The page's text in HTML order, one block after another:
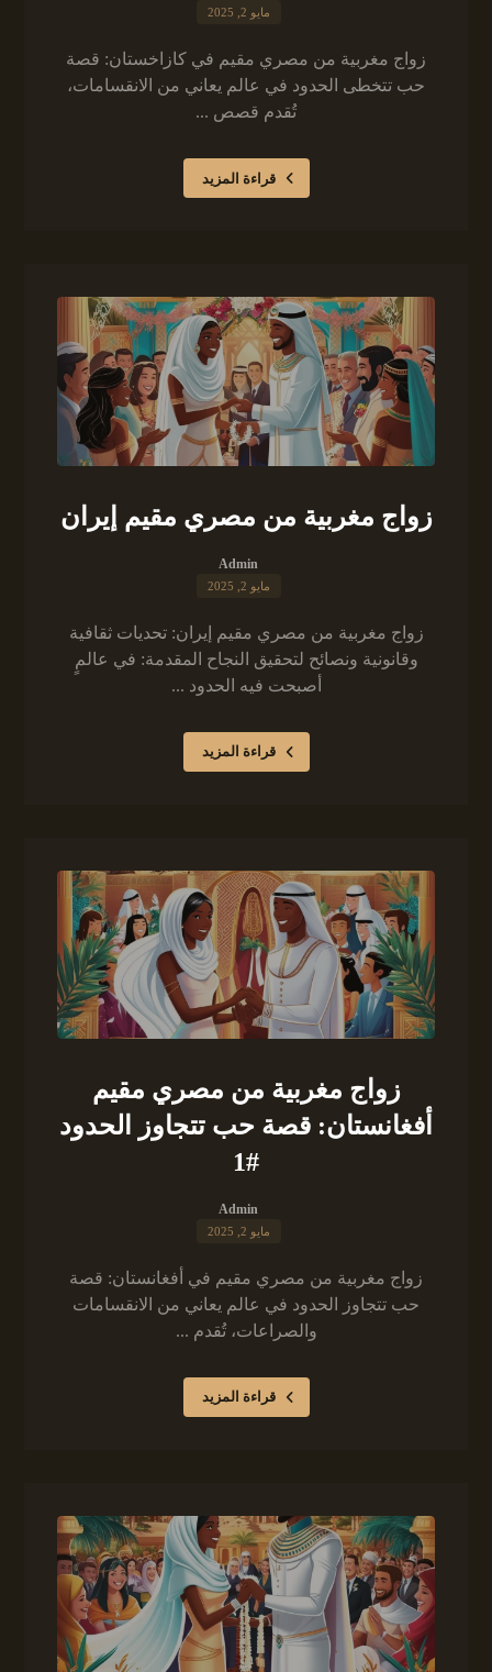
مايو 2, 2025
زواج مغربية من مصري مقيم في كازاخستان: قصة
حب تتخطى الحدود في عالم يعاني من الانقسامات،
تُقدم قصص ...
قراءة المزيد
زواج مغربية من مصري مقيم إيران
Admin
مايو 2, 2025
زواج مغربية من مصري مقيم إيران: تحديات ثقافية
وقانونية ونصائح لتحقيق النجاح المقدمة: في عالمٍ
أصبحت فيه الحدود ...
قراءة المزيد
زواج مغربية من مصري مقيم
أفغانستان: قصة حب تتجاوز الحدود
#1
Admin
مايو 2, 2025
زواج مغربية من مصري مقيم في أفغانستان: قصة
حب تتجاوز الحدود في عالم يعاني من الانقسامات
والصراعات، تُقدم ...
قراءة المزيد